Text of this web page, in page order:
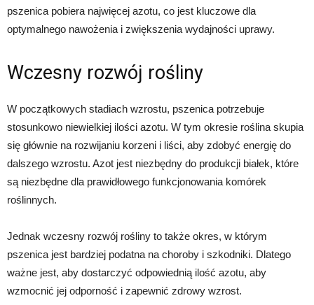
pszenica pobiera najwięcej azotu, co jest kluczowe dla
optymalnego nawożenia i zwiększenia wydajności uprawy.
Wczesny rozwój rośliny
W początkowych stadiach wzrostu, pszenica potrzebuje
stosunkowo niewielkiej ilości azotu. W tym okresie roślina skupia
się głównie na rozwijaniu korzeni i liści, aby zdobyć energię do
dalszego wzrostu. Azot jest niezbędny do produkcji białek, które
są niezbędne dla prawidłowego funkcjonowania komórek
roślinnych.
Jednak wczesny rozwój rośliny to także okres, w którym
pszenica jest bardziej podatna na choroby i szkodniki. Dlatego
ważne jest, aby dostarczyć odpowiednią ilość azotu, aby
wzmocnić jej odporność i zapewnić zdrowy wzrost.